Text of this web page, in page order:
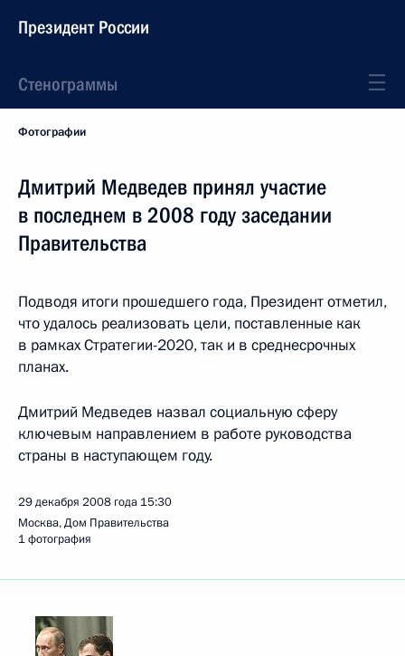
Президент России
Стенограммы
Фотографии
Дмитрий Медведев принял участие
в последнем в 2008 году заседании
Правительства
Подводя итоги прошедшего года, Президент отметил,
что удалось реализовать цели, поставленные как
в рамках Стратегии-2020, так и в среднесрочных
планах.
Дмитрий Медведев назвал социальную сферу
ключевым направлением в работе руководства
страны в наступающем году.
29 декабря 2008 года 15:30
Москва, Дом Правительства
1 фотография